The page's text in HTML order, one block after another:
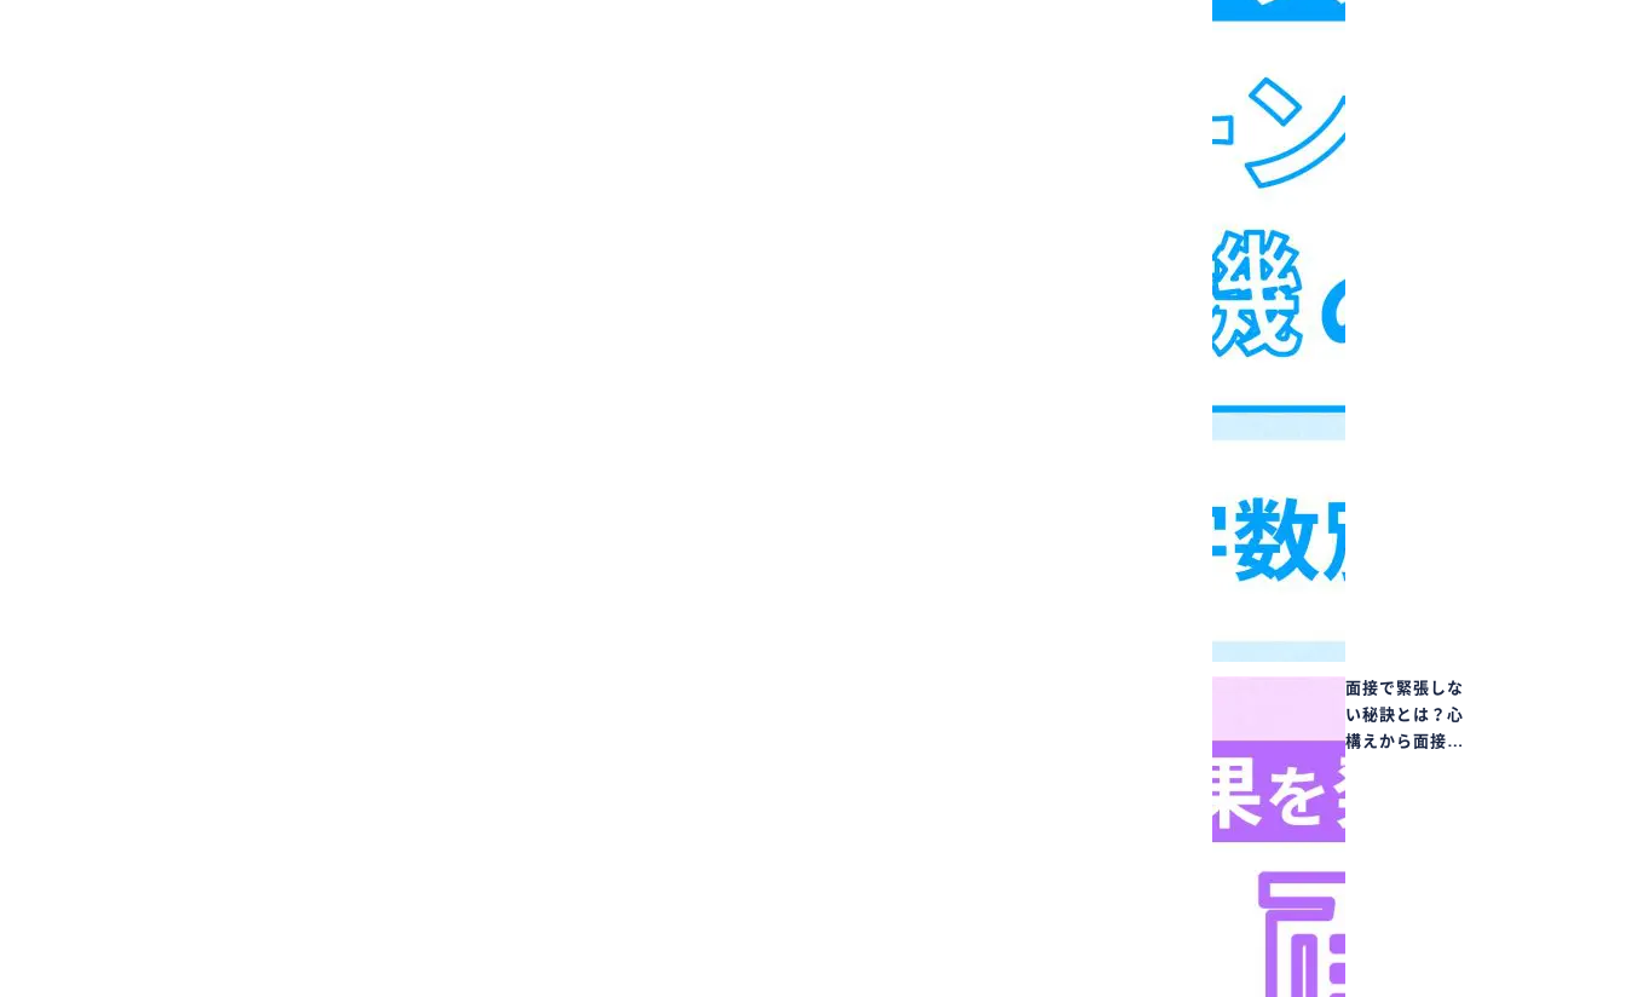
面接で緊張しな
い秘訣とは？心
構えから面接…